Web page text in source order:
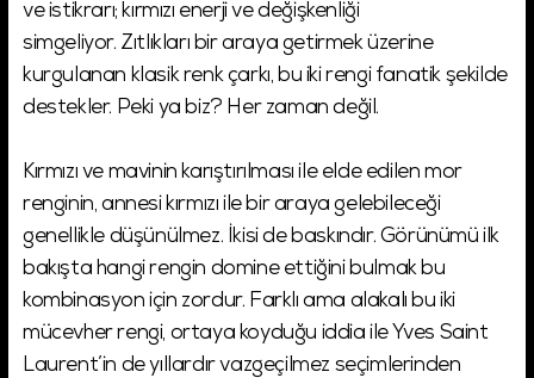
ve istikrarı; kırmızı enerji ve değişkenliği
simgeliyor. Zıtlıkları bir araya getirmek üzerine
kurgulanan klasik renk çarkı, bu iki rengi fanatik şekilde
destekler. Peki ya biz? Her zaman değil.
Kırmızı ve mavinin karıştırılması ile elde edilen mor
renginin, annesi kırmızı ile bir araya gelebileceği
genellikle düşünülmez. İkisi de baskındır. Görünümü ilk
bakışta hangi rengin domine ettiğini bulmak bu
kombinasyon için zordur. Farklı ama alakalı bu iki
mücevher rengi, ortaya koyduğu iddia ile Yves Saint
Laurent’in de yıllardır vazgeçilmez seçimlerinden